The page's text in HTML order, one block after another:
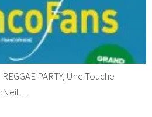
PARTY, Une Touche